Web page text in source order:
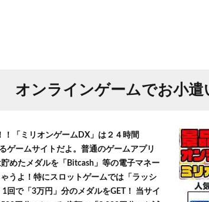
オンラインゲームでお小遣
！「ミリオンゲームDX」は２４時間
ゲームサイトだよ。普通のゲームアプリ
めたメダルを「Bitcash」等の電子マネー
うよ！特にスロットゲームでは「ラッシ
回で「3万円」分のメダルをGET！ 当サイ